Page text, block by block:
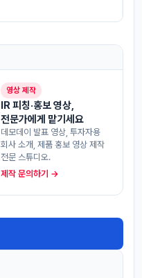
영상 제작
IR 피칭·홍보 영상,
전문가에게 맡기세요
데모데이 발표 영상, 투자자용
회사 소개, 제품 홍보 영상 제작
전문 스튜디오.
제작 문의하기 →